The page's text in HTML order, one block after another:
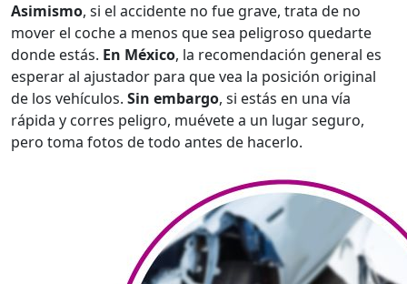
Asimismo, si el accidente no fue grave, trata de no
mover el coche a menos que sea peligroso quedarte
donde estás. En México, la recomendación general es
esperar al ajustador para que vea la posición original
de los vehículos. Sin embargo, si estás en una vía
rápida y corres peligro, muévete a un lugar seguro,
pero toma fotos de todo antes de hacerlo.